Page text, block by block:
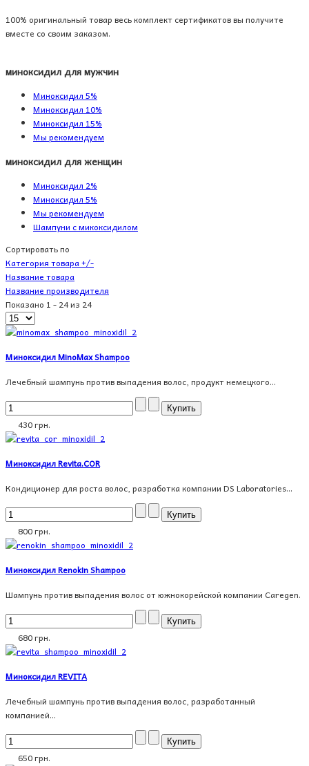
100% оригинальный товар весь комплект сертификатов вы получите
вместе со своим заказом.
миноксидил для мужчин
Миноксидил 5%
Миноксидил 10%
Миноксидил 15%
Мы рекомендуем
миноксидил для женщин
Миноксидил 2%
Миноксидил 5%
Мы рекомендуем
Шампуни с микоксидилом
Сортировать по
Категория товара +/-
Название товара
Название производителя
Показано 1 - 24 из 24
Миноксидил MinoMax Shampoo
Лечебный шампунь против выпадения волос, продукт немецкого...
430 грн.
Миноксидил Revita.COR
Кондиционер для роста волос, разработка компании DS Laboratories...
800 грн.
Миноксидил Renokin Shampoo
Шампунь против выпадения волос от южнокорейской компании Caregen.
680 грн.
Миноксидил REVITA
Лечебный шампунь против выпадения волос, разработанный
компанией...
650 грн.